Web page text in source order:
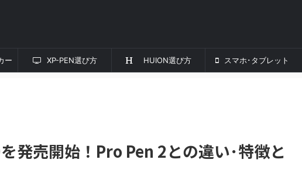
ー XP-PEN選び方 HUION選び方 スマホ･タブレット
発売開始！Pro Pen 2との違い･特徴と